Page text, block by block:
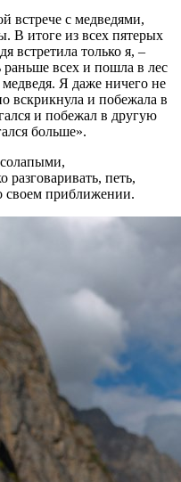
встрече с медведями,
В итоге из всех пятерых
встретила только я, –
раньше всех и пошла в лес
медведя. Я даже ничего не
вскрикнула и побежала в
и побежал в другую
больше».
разговаривать, петь,
своем приближении.